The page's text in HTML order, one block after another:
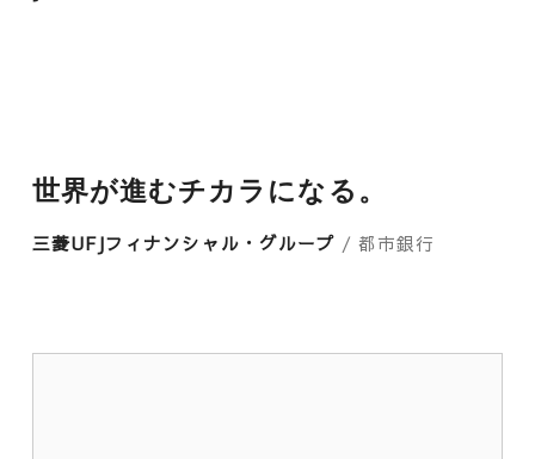
世界が進むチカラになる。
三菱UFJフィナンシャル・グループ / 都市銀行